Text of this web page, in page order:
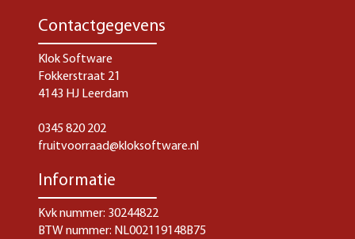
Contactgegevens
Klok Software
Fokkerstraat 21
4143 HJ Leerdam
0345 820 202
fruitvoorraad@kloksoftware.nl
Informatie
Kvk nummer: 30244822
BTW nummer: NL002119148B75